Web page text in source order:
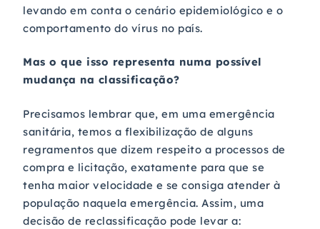
levando em conta o cenário epidemiológico e o
comportamento do vírus no país.
Mas o que isso representa numa possível
mudança na classificação?
Precisamos lembrar que, em uma emergência
sanitária, temos a flexibilização de alguns
regramentos que dizem respeito a processos de
compra e licitação, exatamente para que se
tenha maior velocidade e se consiga atender à
população naquela emergência. Assim, uma
decisão de reclassificação pode levar a: